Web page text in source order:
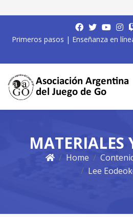
Primeros pasos | Enseñanza en
MATERIALES
Home
Lee